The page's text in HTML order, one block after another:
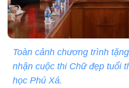
Toàn cảnh chương trình
nhận cuộc thi Chữ đẹp tuổi
học Phú Xá.